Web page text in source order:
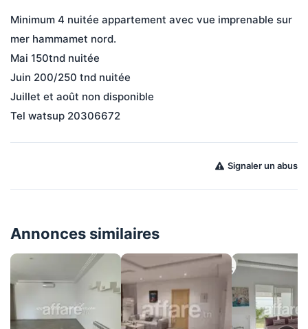
Minimum 4 nuitée appartement avec vue imprenable sur
mer hammamet nord.
Mai 150tnd nuitée
Juin 200/250 tnd nuitée
Juillet et août non disponible
Tel watsup 20306672
Signaler un abus
Annonces similaires